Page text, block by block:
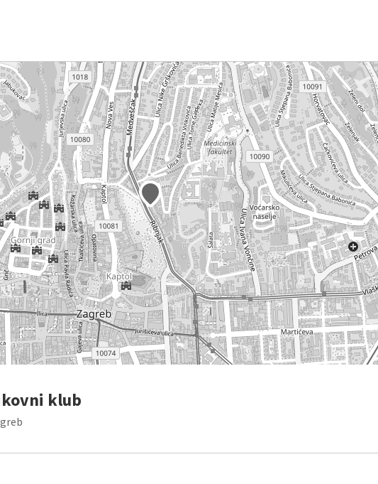
klub